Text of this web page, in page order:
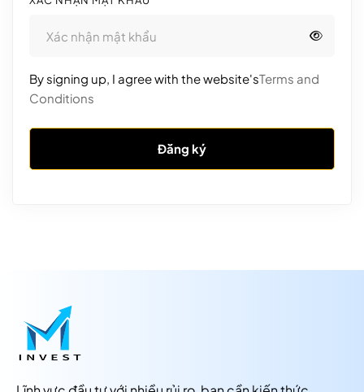
By signing up, I agree with the website'sTerms and
Conditions
Đăng ký